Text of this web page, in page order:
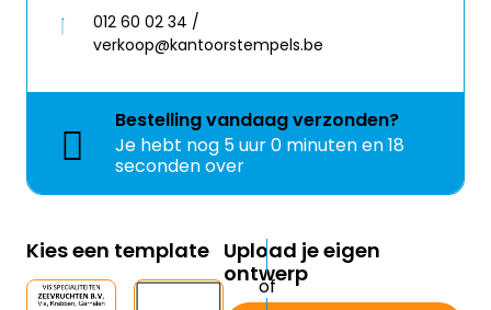
012 60 02 34 /
verkoop@kantoorstempels.be
Bestellingvandaagverzonden?
Je hebt nog 5 uur 0 minuten en 18
seconden over
Kies een template Upload je eigen
ontwerp